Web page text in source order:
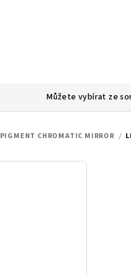
Můžete vybírat ze
PIGMENT CHROMATIC MIRROR /